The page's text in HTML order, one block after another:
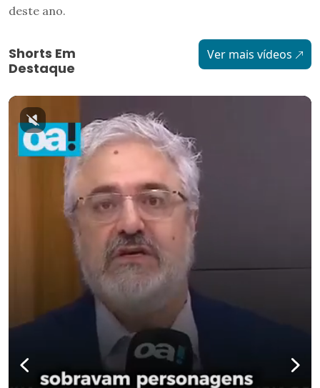
deste ano.
Shorts Em
Destaque
Ver mais vídeos